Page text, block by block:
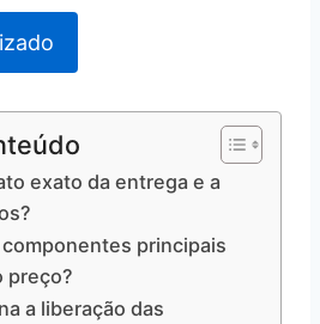
exato da entrega e a
principais
preço?
a liberação das